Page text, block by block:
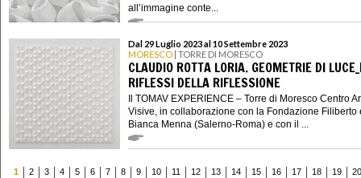
all’immagine conte...
Dal 29 Luglio 2023 al 10 Settembre 2023
MORESCO | TORRE DI MORESCO
CLAUDIO ROTTA LORIA. GEOMETRIE DI
RIFLESSI DELLA RIFLESSIONE
Il TOMAV EXPERIENCE – Torre di Moresco Centro
Visive, in collaborazione con la Fondazione Filiberto
Bianca Menna (Salerno-Roma) e con il ...
1 2 3 4 5 6 7 8 9 10 11 12 13 14 15 16 17 18 19
20